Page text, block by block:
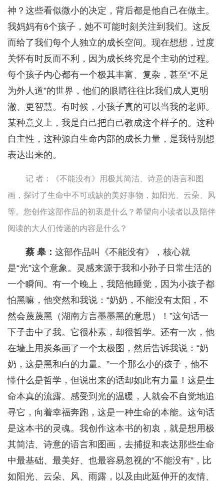
神？这些看似微小的决定，背后都是他自己在做主。
我妈妈有6个孩子，她不可能时刻关注到我们。这反
而给了我们每个人独立的成长空间。现在想想，过度
关怀有时反而不利，因为成长终究是个主动的过程。
每个孩子内心都有一个极其丰富、复杂，甚至“不足
为外人道”的世界，他们的眼睛往往比我们成人更明
澈、更智慧。有时候，小孩子真的可以当我的老师。
某种意义上，我是自己把自己教成这个样子的。这种
自主性，这种源自生命内部的成长力量，是我特别想
表达出来的。
记 者：《不能没有》用极其简洁、诗意的语言和图
画，探讨了生命中不可或缺的美好事物，如阳光、云朵、风
等。您创作这部作品的初衷是什么？希望向小读者以及陪伴
阅读的大人们传递的内容是什么？
蔡 皋： 这部作品叫《不能没有》，核心就
是“光”这个意象。灵感来源于我和小孙子日常生活的
一个瞬间。有一个晚上，我陪他睡觉，因为小孩子都
怕黑嘛，他突然和我说：“奶奶，不能没有太阳，不
然会蔑蔑黑（湖南方言墨墨黑的意思）！”这句话一
下子击中了我。它很朴素，却很哲学。还有一次，他
在墙上用炭条画了一个太极图，然后告诉我说：“奶
奶，这是黑和白的力量。”一个那么小的孩子，他不
懂什么是哲学，但说出来的话却如此有力量！这是生
命本真的流露。感受到光的温暖，人就会不自觉地追
寻它，向着幸福奔跑，这是一种生命的本能。这句话
是这本书的灵魂。我创作这本书的初衷，就是想用极
其简洁、诗意的语言和图画，去捕捉和表达那些生命
中最基础、最美好、也最容易忽视的“不能没有”，比
如阳光、云朵、风、雨露，以及由此延伸开的友情、